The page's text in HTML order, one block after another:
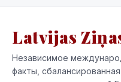
Latvijas
Независимое
факты,